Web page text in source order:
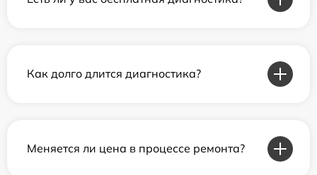
Как долго длится диагностика?
Меняется ли цена в процессе ремонта?